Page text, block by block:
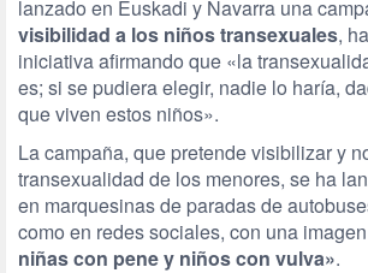
lanzado en Euskadi y Navarra una
visibilidad a los niños transexuales,
iniciativa afirmando que «la
es; si se pudiera elegir, nadie lo haría,
que viven estos niños».
La campaña, que pretende visibilizar y
transexualidad de los menores, se ha
en marquesinas de paradas de
como en redes sociales, con una
niñas con pene y niños con vulva».